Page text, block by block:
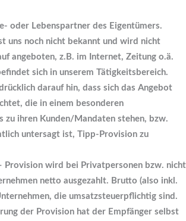
oder Lebenspartner des Eigentümers.
noch nicht bekannt und wird nicht
angeboten, z.B. im Internet, Zeitung o.ä.
sich in unserem Tätigkeitsbereich.
darauf hin, dass sich das Angebot
die in einem besonderen
zu ihren Kunden/Mandaten stehen, bzw.
untersagt ist, Tipp-Provision zu
wird bei Privatpersonen bzw. nicht
netto ausgezahlt. Brutto (also inkl.
die umsatzsteuerpflichtig sind.
der Provision hat der Empfänger selbst